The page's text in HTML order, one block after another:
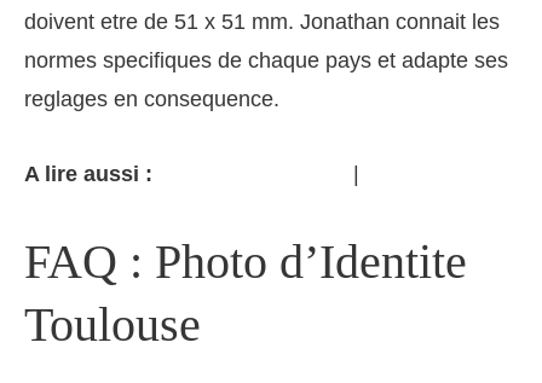
doivent etre de 51 x 51 mm. Jonathan connait les
normes specifiques de chaque pays et adapte ses
reglages en consequence.
A lire aussi : |
FAQ : Photo d’Identite
Toulouse